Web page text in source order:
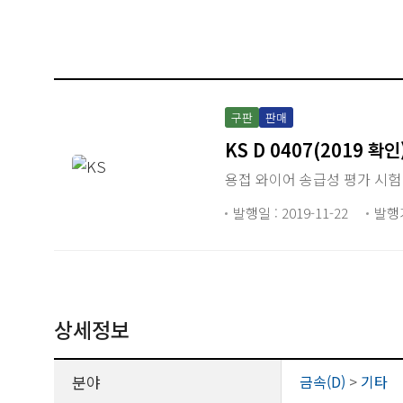
구판 판매
KS D 0407(2019 확
용접 와이어 송급성 평가 시
발행일 : 2019-11-22 발
상세정보
분야 금속(D) > 기타